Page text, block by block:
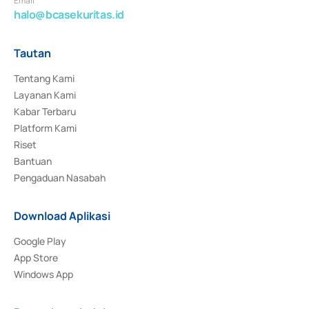
halo@bcasekuritas.id
Tautan
Tentang Kami
Layanan Kami
Kabar Terbaru
Platform Kami
Riset
Bantuan
Pengaduan Nasabah
Download Aplikasi
Google Play
App Store
Windows App